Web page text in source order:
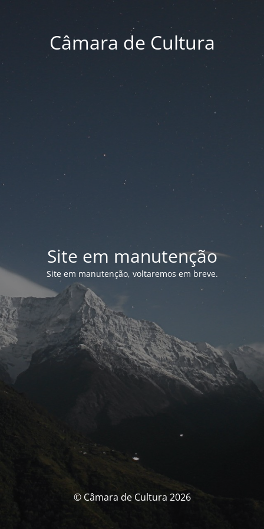
Câmara de Cultura
Site em manutenção
Site em manutenção, voltaremos em breve.
© Câmara de Cultura 2026